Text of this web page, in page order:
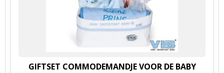
GIFTSET COMMODEMANDJE VOOR DE BABY